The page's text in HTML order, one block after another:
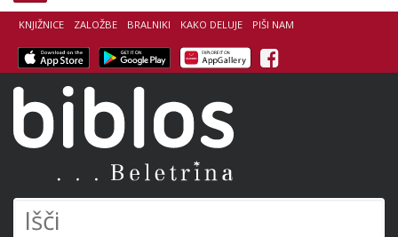
KNJIŽNICE ZALOŽBE BRALNIKI KAKO DELUJE PIŠI NAM
Facebook